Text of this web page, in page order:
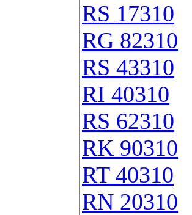
RS 17310
RG 82310
RS 43310
RI 40310
RS 62310
RK 90310
RT 40310
RN 20310